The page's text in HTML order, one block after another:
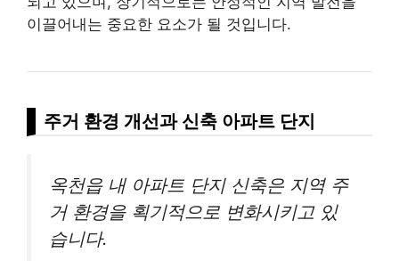
이끌어내는 중요한 요소가 될 것입니다.
주거 환경 개선과 신축 아파트 단지
옥천읍 내 아파트 단지 신축은 지역 주
거 환경을 획기적으로 변화시키고 있
습니다.